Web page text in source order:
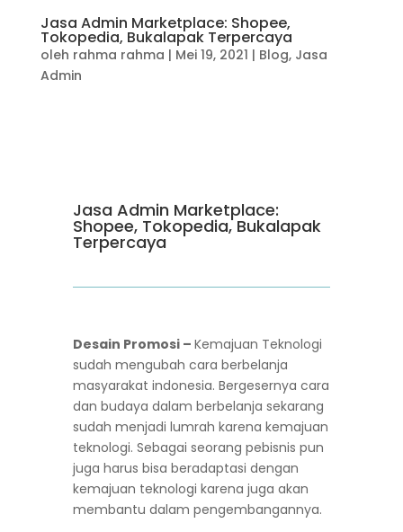
Jasa Admin Marketplace: Shopee,
Tokopedia, Bukalapak Terpercaya
oleh rahma rahma | Mei 19, 2021 | Blog, Jasa
Admin
Jasa Admin Marketplace:
Shopee, Tokopedia, Bukalapak
Terpercaya
Desain Promosi – Kemajuan Teknologi
sudah mengubah cara berbelanja
masyarakat indonesia. Bergesernya cara
dan budaya dalam berbelanja sekarang
sudah menjadi lumrah karena kemajuan
teknologi. Sebagai seorang pebisnis pun
juga harus bisa beradaptasi dengan
kemajuan teknologi karena juga akan
membantu dalam pengembangannya.